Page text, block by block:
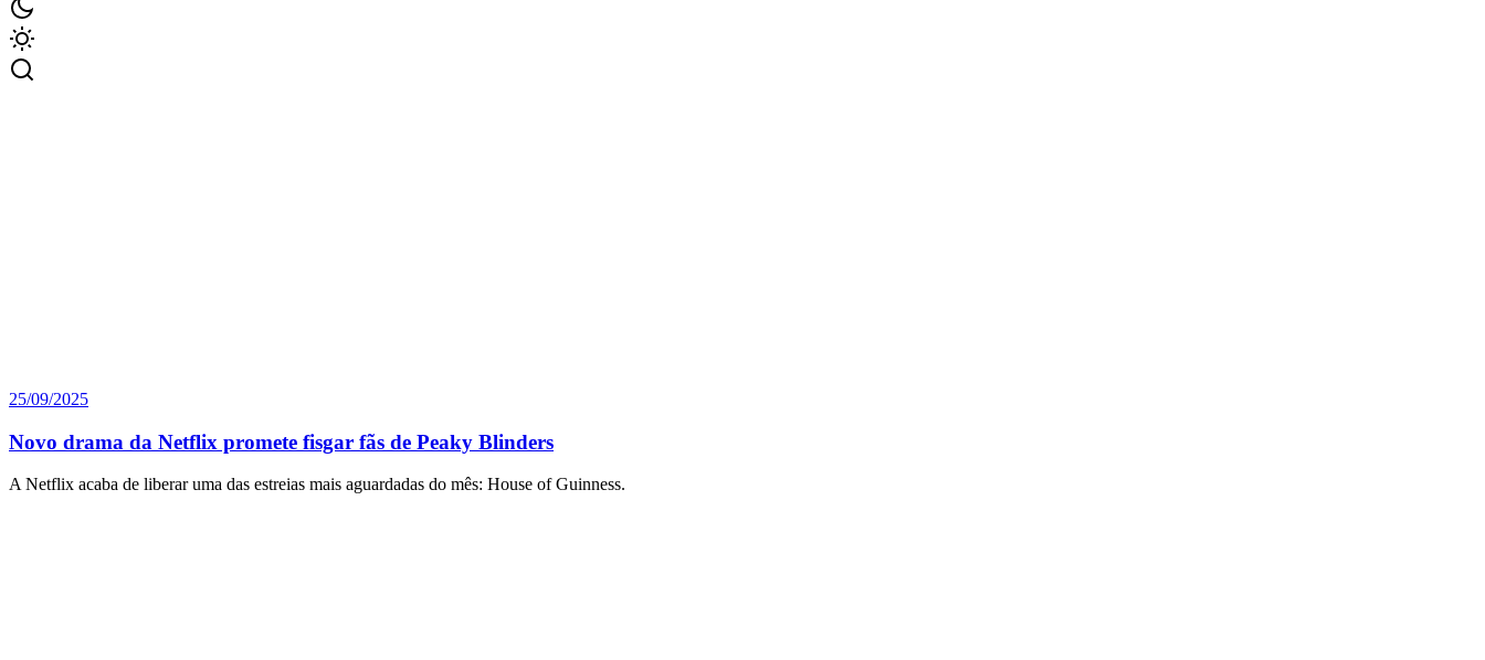
25/09/2025
Novo drama da Netflix promete fisgar fãs de Peaky Blinders
A Netflix acaba de liberar uma das estreias mais aguardadas do mês: House of Guinness.